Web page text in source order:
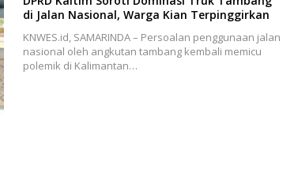
di Jalan Nasional, Warga Kian Terpinggirkan
KNWES.id, SAMARINDA – Persoalan penggunaan jalan
nasional oleh angkutan tambang kembali memicu
polemik di Kalimantan…